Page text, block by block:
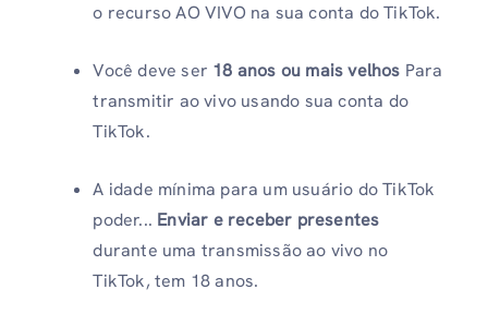
o recurso AO VIVO na sua conta do TikTok.
Você deve ser 18 anos ou mais velhos Para
transmitir ao vivo usando sua conta do
TikTok.
A idade mínima para um usuário do TikTok
poder... Enviar e receber presentes
durante uma transmissão ao vivo no
TikTok, tem 18 anos.